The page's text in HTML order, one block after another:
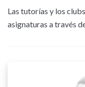
Las tutorías y los
asignaturas a través